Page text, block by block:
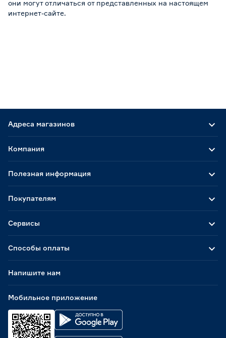
они могут отличаться от представленных на настоящем
интернет-сайте.
Адреса магазинов
Способы оплаты
Мобильное приложение
Компания
Полезная информация
Покупателям
Сервисы
Напишите нам